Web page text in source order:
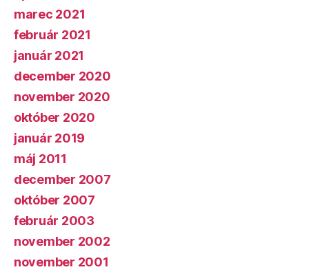
marec 2021
február 2021
január 2021
december 2020
november 2020
október 2020
január 2019
máj 2011
december 2007
október 2007
február 2003
november 2002
november 2001